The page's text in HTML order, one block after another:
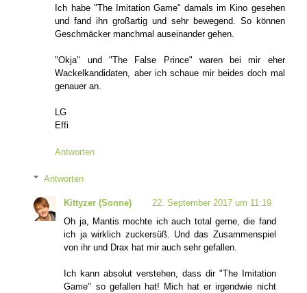
Ich habe "The Imitation Game" damals im Kino gesehen
und fand ihn großartig und sehr bewegend. So können
Geschmäcker manchmal auseinander gehen.
"Okja" und "The False Prince" waren bei mir eher
Wackelkandidaten, aber ich schaue mir beides doch mal
genauer an.
LG
Effi
Antworten
Antworten
Kittyzer (Sonne)
22. September 2017 um 11:19
Oh ja, Mantis mochte ich auch total gerne, die fand
ich ja wirklich zuckersüß. Und das Zusammenspiel
von ihr und Drax hat mir auch sehr gefallen.
Ich kann absolut verstehen, dass dir "The Imitation
Game" so gefallen hat! Mich hat er irgendwie nicht